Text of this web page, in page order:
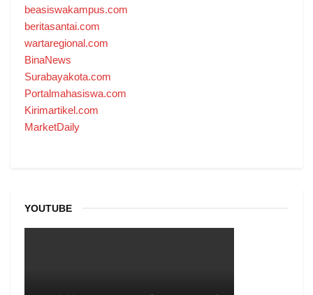
beasiswakampus.com
beritasantai.com
wartaregional.com
BinaNews
Surabayakota.com
Portalmahasiswa.com
Kirimartikel.com
MarketDaily
YOUTUBE